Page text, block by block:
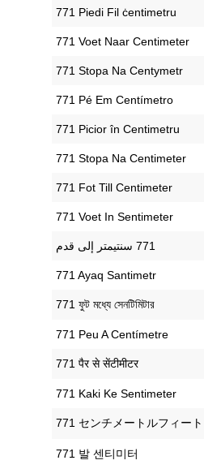
‎771 Piedi Fil ċentimetru
‎771 Voet Naar Centimeter
‎771 Stopa Na Centymetr
‎771 Pé Em Centímetro
‎771 Picior în Centimetru
‎771 Stopa Na Centimeter
‎771 Fot Till Centimeter
‎771 Voet In Sentimeter
‎771 Ayaq Santimetr
‎771 ফুট মধ্যে সেনটিমিটার
‎771 Peu A Centímetre
‎771 पैर से सेंटीमीटर
‎771 Kaki Ke Sentimeter
‎771 センチメートルフィート
‎771 발 센티미터